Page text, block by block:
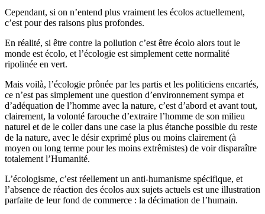
Cependant, si on n’entend plus vraiment les écolos actuellement,
c’est pour des raisons plus profondes.
En réalité, si être contre la pollution c’est être écolo alors tout le
monde est écolo, et l’écologie est simplement cette normalité
ripolinée en vert.
Mais voilà, l’écologie prônée par les partis et les politiciens encartés,
ce n’est pas simplement une question d’environnement sympa et
d’adéquation de l’homme avec la nature, c’est d’abord et avant tout,
clairement, la volonté farouche d’extraire l’homme de son milieu
naturel et de le coller dans une case la plus étanche possible du reste
de la nature, avec le désir exprimé plus ou moins clairement (à
moyen ou long terme pour les moins extrêmistes) de voir disparaître
totalement l’Humanité.
L’écologisme, c’est réellement un anti-humanisme spécifique, et
l’absence de réaction des écolos aux sujets actuels est une illustration
parfaite de leur fond de commerce : la décimation de l’humain.